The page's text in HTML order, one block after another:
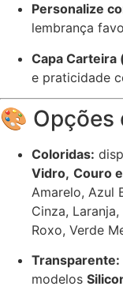
Personalize
lembrança
Capa Carteira
e praticidade
🎨 Opções
Coloridas:
Vidro, Couro
Amarelo, Azul
Cinza,
Roxo, Verde
Transparente:
modelos